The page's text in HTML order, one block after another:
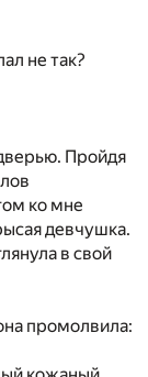
не так?
Пройдя
ко мне
девчушка.
в свой
промолвила: